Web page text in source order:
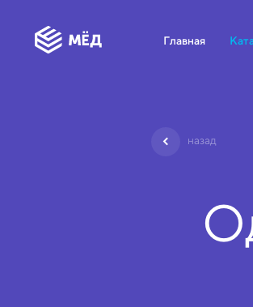
Главная
назад